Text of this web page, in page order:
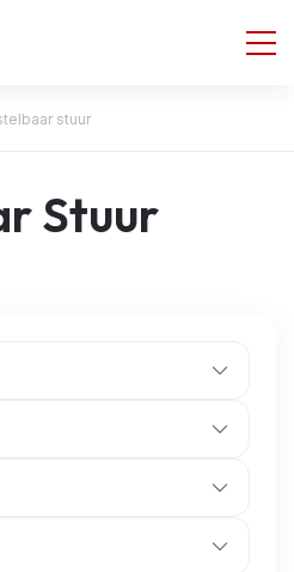
stuur
Stuur